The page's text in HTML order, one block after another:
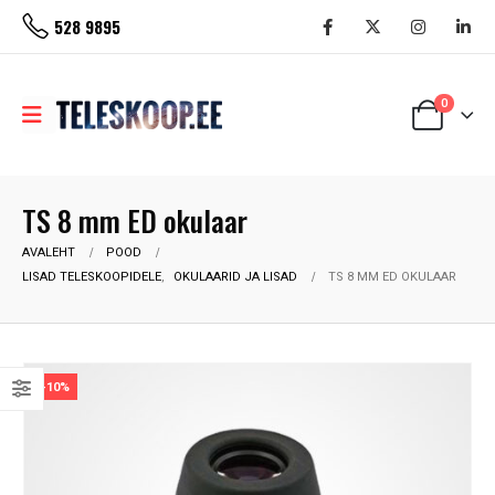
528 9895
0
TS 8 mm ED okulaar
AVALEHT
POOD
LISAD TELESKOOPIDELE, OKULAARID JA LISAD TS 8 MM ED OKULAAR
-10%